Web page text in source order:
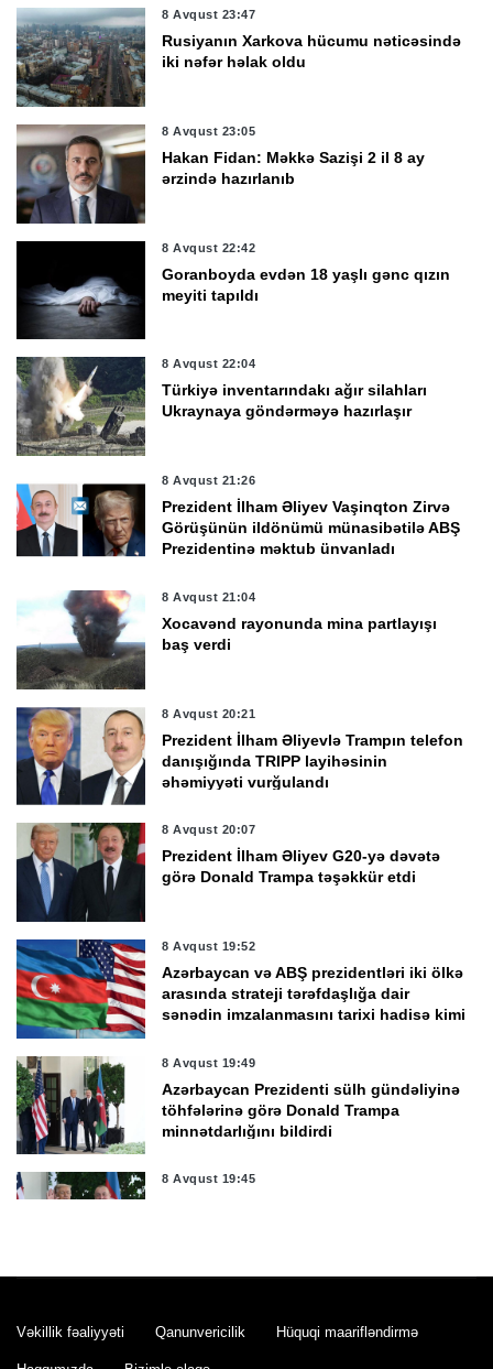
8 Avqust 23:47
Rusiyanın Xarkova hücumu nəticəsində
iki nəfər həlak oldu
8 Avqust 23:05
Hakan Fidan: Məkkə Sazişi 2 il 8 ay
ərzində hazırlanıb
8 Avqust 22:42
Goranboyda evdən 18 yaşlı gənc qızın
meyiti tapıldı
8 Avqust 22:04
Türkiyə inventarındakı ağır silahları
Ukraynaya göndərməyə hazırlaşır
8 Avqust 21:26
Prezident İlham Əliyev Vaşinqton Zirvə
Görüşünün ildönümü münasibətilə ABŞ
Prezidentinə məktub ünvanladı
8 Avqust 21:04
Xocavənd rayonunda mina partlayışı
baş verdi
8 Avqust 20:21
Prezident İlham Əliyevlə Trampın telefon
danışığında TRIPP layihəsinin
əhəmiyyəti vurğulandı
8 Avqust 20:07
Prezident İlham Əliyev G20-yə dəvətə
görə Donald Trampa təşəkkür etdi
8 Avqust 19:52
Azərbaycan və ABŞ prezidentləri iki ölkə
arasında strateji tərəfdaşlığa dair
sənədin imzalanmasını tarixi hadisə kimi
8 Avqust 19:49
Azərbaycan Prezidenti sülh gündəliyinə
töhfələrinə görə Donald Trampa
minnətdarlığını bildirdi
8 Avqust 19:45
arasında telefon danışığı oldu
Vəkillik fəaliyyəti Qanunvericilik Hüquqi maarifləndirmə